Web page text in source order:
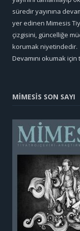
süredir yayınına
yer edinen Mimesis
çizgisini, güncelliğe
korumak niyetindedir.
Devamını okumak için
MİMESİS SON SAYI